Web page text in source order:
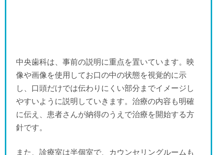
中央歯科は、事前の説明に重点を置いています。映
像や画像を使用してお口の中の状態を視覚的に示
し、口頭だけでは伝わりにくい部分までイメージし
やすいように説明していきます。治療の内容も明確
に伝え、患者さんが納得のうえで治療を開始する方
針です。
また、診療室は半個室で、カウンセリングルームも